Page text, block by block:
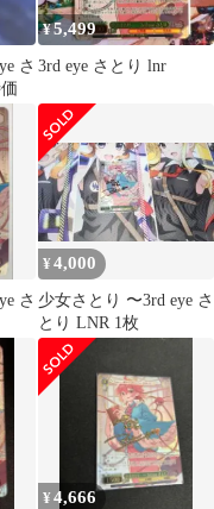
さ
¥5,499
3rd eye さとり lnr
さ
¥4,000
少女さとり 〜3rd eye さ
とり LNR 1枚
¥4,666